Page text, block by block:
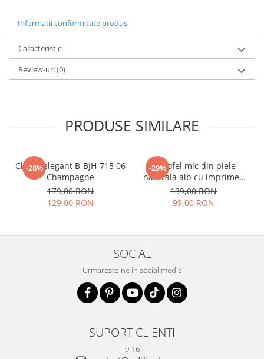
Informatii conformitate produs
Caracteristici
Review-uri(0)
PRODUSE SIMILARE
-28%
Clutch elegant B-BJH-715 06
Champagne
179,00 RON
129,00 RON
-29%
Portofel mic din piele
naturala alb cu imprimeu
B-8912 07
139,00 RON
99,00 RON
SOCIAL
Urmareste-ne in social media
SUPORT CLIENTI
9-16